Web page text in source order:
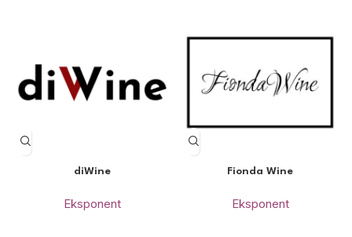
diWine
Eksponent
Fionda Wine
Eksponent